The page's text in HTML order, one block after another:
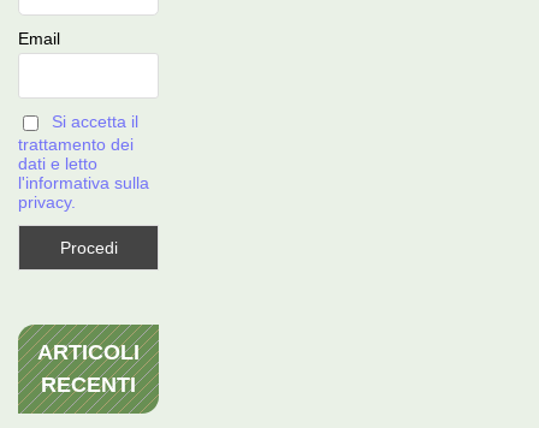
Email
Si accetta il
trattamento dei
dati e letto
l'informativa sulla
privacy.
ARTICOLI
RECENTI